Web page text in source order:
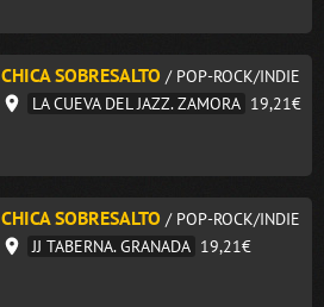
CHICA SOBRESALTO / POP-ROCK/INDIE
LA CUEVA DEL JAZZ. ZAMORA 19,21€
CHICA SOBRESALTO / POP-ROCK/INDIE
JJ TABERNA. GRANADA 19,21€